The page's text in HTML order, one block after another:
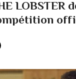
LOBSTER